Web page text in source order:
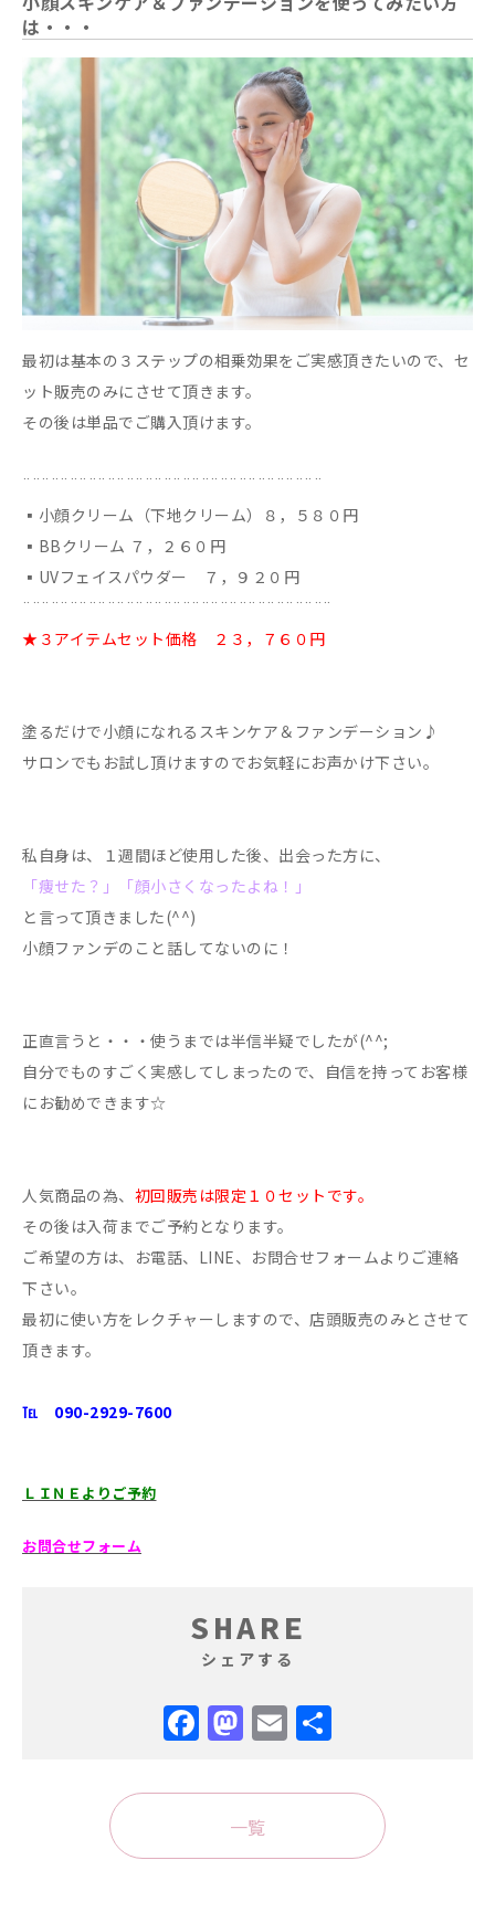
は・・・
最初は基本の３ステップの相乗効果をご実感頂きたいので、セ
ット販売のみにさせて頂きます。
その後は単品でご購入頂けます。
¨¨¨¨¨¨¨¨¨¨¨¨¨¨¨¨¨¨¨¨¨¨¨¨¨¨¨¨¨¨¨¨
▪︎小顔クリーム（下地クリーム）８，５８０円
▪︎BBクリーム ７，２６０円
▪︎UVフェイスパウダー ７，９２０円
¨¨¨¨¨¨¨¨¨¨¨¨¨¨¨¨¨¨¨¨¨¨¨¨¨¨¨¨¨¨¨¨¨
★３アイテムセット価格 ２３，７６０円
塗るだけで小顔になれるスキンケア＆ファンデーション♪
サロンでもお試し頂けますのでお気軽にお声かけ下さい。
私自身は、１週間ほど使用した後、出会った方に、
「痩せた？」「顔小さくなったよね！」
と言って頂きました(^^)
小顔ファンデのこと話してないのに！
正直言うと・・・使うまでは半信半疑でしたが(^^;
自分でものすごく実感してしまったので、自信を持ってお客様
にお勧めできます☆
人気商品の為、 初回販売は限定１０セットです。
その後は入荷までご予約となります。
ご希望の方は、お電話、LINE、お問合せフォームよりご連絡
下さい。
最初に使い方をレクチャーしますので、店頭販売のみとさせて
頂きます。
℡ 090-2929-7600
ＬＩＮＥよりご予約
お問合せフォーム
SHARE
シェアする
Facebook
Mastodon
Email
一覧